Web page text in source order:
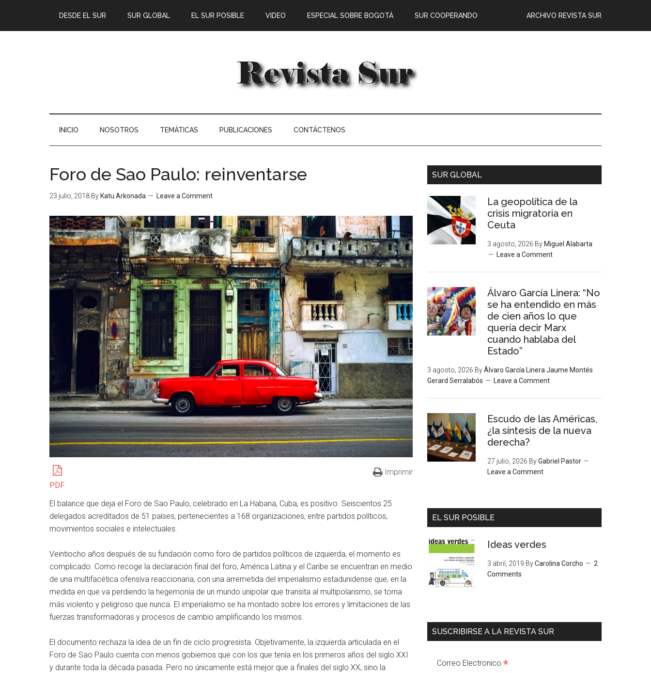
DESDE EL SUR SUR GLOBAL EL SUR POSIBLE ARCHIVO REVISTA SUR
VIDEO ESPECIAL SOBRE BOGOTÁ SUR COOPERANDO
INICIO NOSOTROS TEMÁTICAS PUBLICACIONES CONTÁCTENOS
Foro de Sao Paulo: reinventarse
23 julio, 2018 By Katu Arkonada Leave a Comment
PDF
Imprimir
El balance que deja el Foro de Sao Paulo, celebrado en La Habana, Cuba, es positivo. Seiscientos 25
delegados acreditados de 51 países, pertenecientes a 168 organizaciones, entre partidos políticos,
movimientos sociales e intelectuales.
Veintiocho años después de su fundación como foro de partidos políticos de izquierda, el momento es
complicado. Como recoge la declaración final del foro, América Latina y el Caribe se encuentran en medio
de una multifacética ofensiva reaccionaria, con una arremetida del imperialismo estadunidense que, en la
medida en que va perdiendo la hegemonía de un mundo unipolar que transita al multipolarismo, se torna
más violento y peligroso que nunca. El imperialismo se ha montado sobre los errores y limitaciones de las
fuerzas transformadoras y procesos de cambio amplificando los mismos.
El documento rechaza la idea de un fin de ciclo progresista. Objetivamente, la izquierda articulada en el
Foro de Sao Paulo cuenta con menos gobiernos que con los que tenía en los primeros años del siglo XXI
y durante toda la década pasada. Pero no únicamente está mejor que a finales del siglo XX, sino la
SUR GLOBAL
La geopolítica de la
crisis migratoria en
Ceuta
3 agosto, 2026 By Miguel Alabarta
Leave a Comment
Álvaro García Linera: “No
se ha entendido en más
de cien años lo que
quería decir Marx
cuando hablaba del
Estado”
3 agosto, 2026 ByÁlvaro García Linera Jaume Montés
Gerard Serralabós
Leave a Comment
Escudo de las Américas,
¿la síntesis de la nueva
derecha?
27 julio, 2026 ByGabriel Pastor
Leave a Comment
EL SUR POSIBLE
Ideas verdes
3 abril, 2019 ByCarolina Corcho
2
Comments
SUSCRIBIRSE A LA REVISTA SUR
Correo Electronico *